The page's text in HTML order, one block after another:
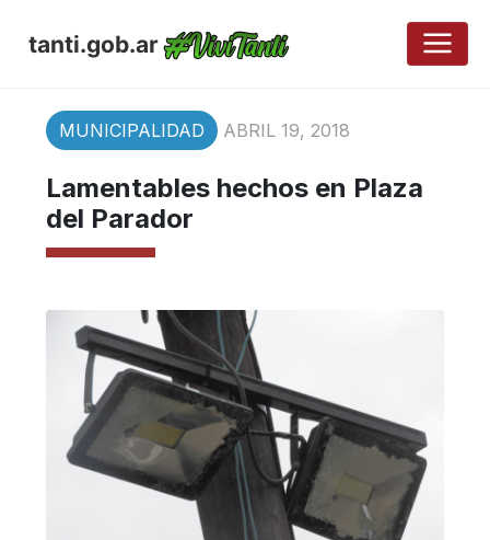
tanti.gob.ar
MUNICIPALIDAD ABRIL 19, 2018
Lamentables hechos en Plaza
del Parador